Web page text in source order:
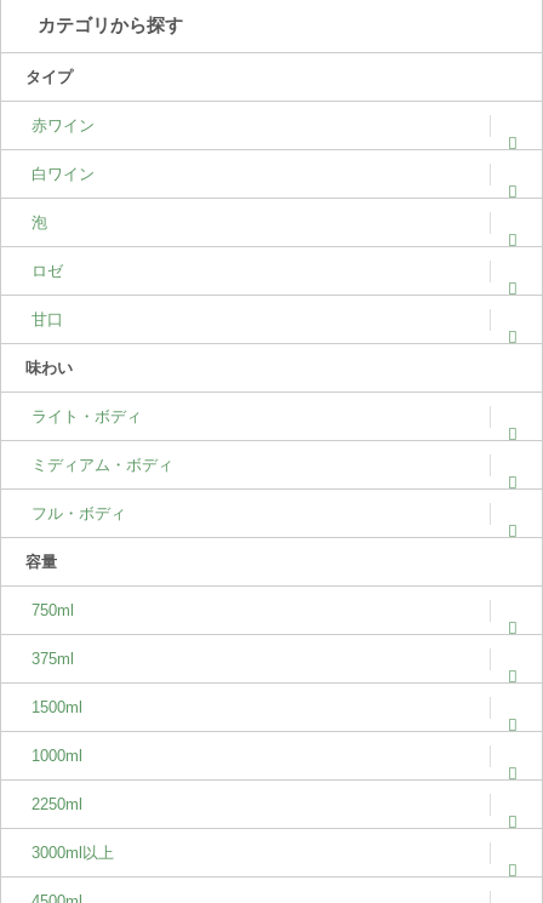
カテゴリから探す
タイプ
赤ワイン
白ワイン
泡
ロゼ
甘口
味わい
ライト・ボディ
ミディアム・ボディ
フル・ボディ
容量
750ml
375ml
1500ml
1000ml
2250ml
3000ml以上